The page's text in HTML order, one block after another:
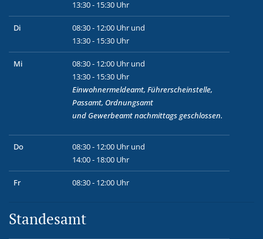
13:30 - 15:30 Uhr
Di
08:30 - 12:00 Uhr und
13:30 - 15:30 Uhr
Mi
08:30 - 12:00 Uhr und
13:30 - 15:30 Uhr
Einwohnermeldeamt, Führerscheinstelle,
Passamt, Ordnungsamt
und Gewerbeamtnachmittags geschlossen.
Do
08:30 - 12:00 Uhr und
14:00 - 18:00 Uhr
Fr 08:30 - 12:00 Uhr
Standesamt